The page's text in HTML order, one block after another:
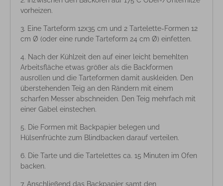
vorheizen.
Eine Tarteform 12x35 cm und 2 Tartelette-Formen 12
cm Ø (oder eine runde Tarteform 24 cm Ø) einfetten.
Nach der Kühlzeit den auf einer leicht bemehlten
Arbeitsfläche etwas größer als die Backformen
ausrollen und die Tarteformen damit auskleiden. Den
überstehenden Teig an den Rändern mit einem
scharfen Messer abschneiden. Den Teig mehrfach mit
einer Gabel einstechen.
Die Formen mit Backpapier belegen und
Hülsenfrüchte zum Blindbacken darauf verteilen.
Die Tarte und die Tartelettes ca. 15 Minuten im Ofen
backen.
Anschließend das Backpapier samt den